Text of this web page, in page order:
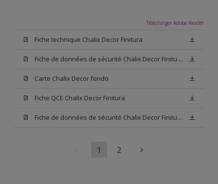
Télécharger Adobe Reader
Fiche technique Chalix Decor Finitura
Fiche de données de sécurité Chalix Decor Finitura Base W05
Carte Chalix Decor fondo
Fiche QCE Chalix Decor Finitura
Fiche de données de sécurité Chalix Decor Finitura Base N00
1 2